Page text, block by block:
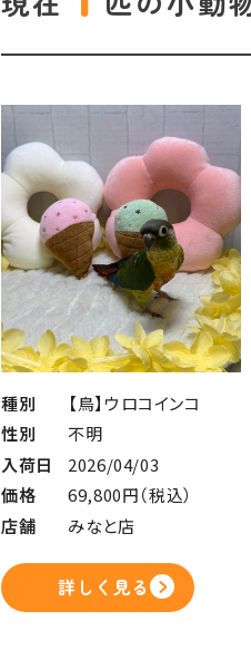
種別
【鳥】ウロコインコ
性別
不明
入荷日
2026/04/03
価格
69,800円（税込）
店舗
みなと店
詳しく見る